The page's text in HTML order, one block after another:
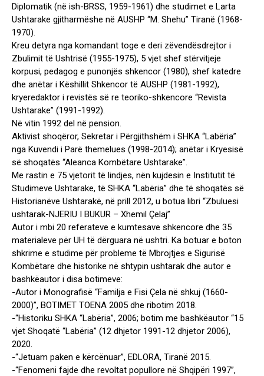
Diplomatik (në ish-BRSS, 1959-1961) dhe studimet e Larta
Ushtarake gjitharmëshe në AUSHP “M. Shehu” Tiranë (1968-
1970).
Kreu detyra nga komandant toge e deri zëvendësdrejtor i
Zbulimit të Ushtrisë (1955-1975), 5 vjet shef stërvitjeje
korpusi, pedagog e punonjës shkencor (1980), shef katedre
dhe anëtar i Këshillit Shkencor të AUSHP (1981-1992),
kryeredaktor i revistës së re teoriko-shkencore “Revista
Ushtarake” (1991-1992).
Në vitin 1992 del në pension.
Aktivist shoqëror, Sekretar i Përgjithshëm i SHKA “Labëria”
nga Kuvendi i Parë themelues (1998-2014); anëtar i Kryesisë
së shoqatës “Aleanca Kombëtare Ushtarake”.
Me rastin e 75 vjetorit të lindjes, nën kujdesin e Institutit të
Studimeve Ushtarake, të SHKA “Labëria” dhe të shoqatës së
Historianëve Ushtarakë, në prill 2012, u botua libri “Zbuluesi
ushtarak-NJERIU I BUKUR – Xhemil Çelaj”
Autor i mbi 20 referateve e kumtesave shkencore dhe 35
materialeve për UH të dërguara në ushtri. Ka botuar e boton
shkrime e studime për probleme të Mbrojtjes e Sigurisë
Kombëtare dhe historike në shtypin ushtarak dhe autor e
bashkëautor i disa botimeve:
-Autor i Monografisë “Familja e Fisi Çela në shkuj (1660-
2000)”, BOTIMET TOENA 2005 dhe ribotim 2018.
-“Historiku SHKA “Labëria”, 2006; botim me bashkëautor “15
vjet Shoqatë “Labëria” (12 dhjetor 1991-12 dhjetor 2006),
2020.
-“Jetuam paken e kërcënuar”, EDLORA, Tiranë 2015.
-“Fenomeni fajde dhe revoltat popullore në Shqipëri 1997”,